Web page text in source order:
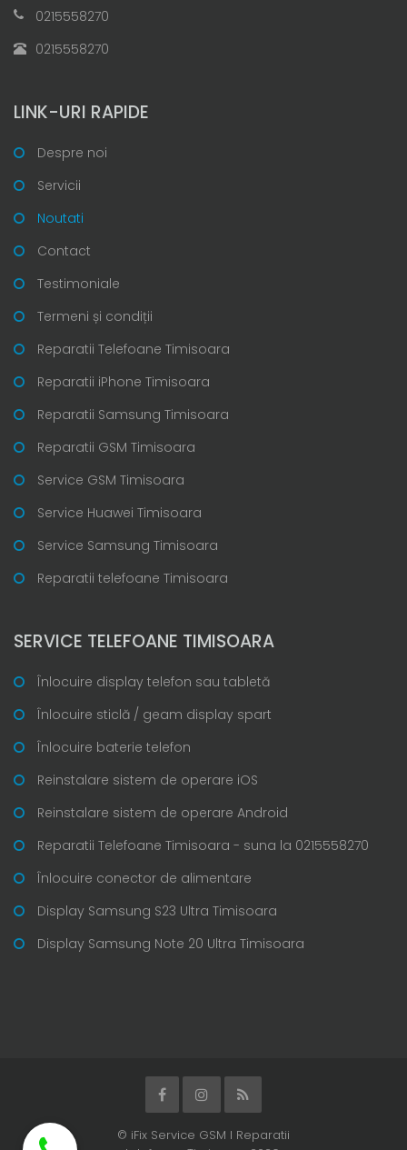
0215558270
0215558270
LINK-URI RAPIDE
Despre noi
Servicii
Noutati
Contact
Testimoniale
Termeni și condiții
Reparatii Telefoane Timisoara
Reparatii iPhone Timisoara
Reparatii Samsung Timisoara
Reparatii GSM Timisoara
Service GSM Timisoara
Service Huawei Timisoara
Service Samsung Timisoara
Reparatii telefoane Timisoara
SERVICE TELEFOANE TIMISOARA
Înlocuire display telefon sau tabletă
Înlocuire sticlă / geam display spart
Înlocuire baterie telefon
Reinstalare sistem de operare iOS
Reinstalare sistem de operare Android
Reparatii Telefoane Timisoara - suna la 0215558270
Înlocuire conector de alimentare
Display Samsung S23 Ultra Timisoara
Display Samsung Note 20 Ultra Timisoara
© iFix Service GSM I Reparatii